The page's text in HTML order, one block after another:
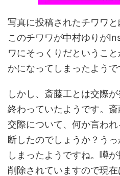
写真に投稿されたチワワと
このチワワが中村ゆりが
ワにそっくりだというこ
かになってしまったようで
しかし、斎藤工とは交際
終わっていたようです。
交際について、何か言わ
断したのでしょうか？う
しまったようですね。噂
削除されていますので現